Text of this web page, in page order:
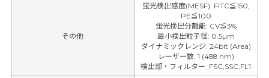
その他
蛍光検出感度(MESF): FITC≦150,
PE≦100
蛍光検出分離能: CV≦3%
最小検出粒子径: 0.5µm
ダイナミックレンジ: 24bit (Area)
レーザー数: 1 (488 nm)
検出部・フィルター: FSC,SSC,FL1